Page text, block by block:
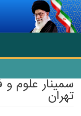
انتقال به محتوای اصلی
سمینار علوم
تهران